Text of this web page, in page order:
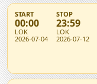
START
00:00
LOK
2026-07-04
STOP
23:59
LOK
2026-07-12